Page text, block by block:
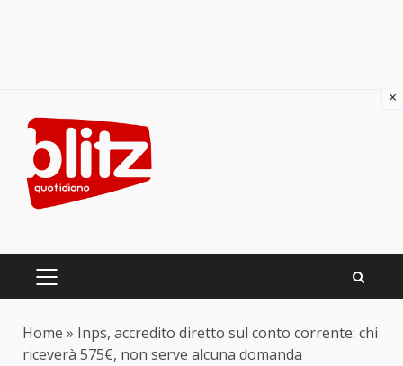
content
PRIMARY
Home » Inps, accredito diretto sul conto corrente: chi
riceverà 575€, non serve alcuna domanda
×